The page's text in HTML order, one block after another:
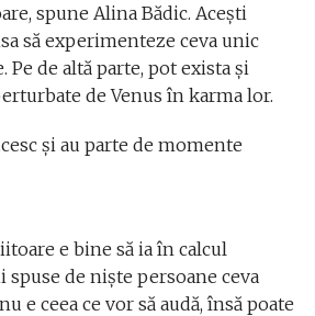
spune Alina Bădic. Acești
să experimenteze ceva unic
Pe de altă parte, pot exista și
de Venus în karma lor.
și au parte de momente
e bine să ia în calcul
de niște persoane ceva
e ceea ce vor să audă, însă poate